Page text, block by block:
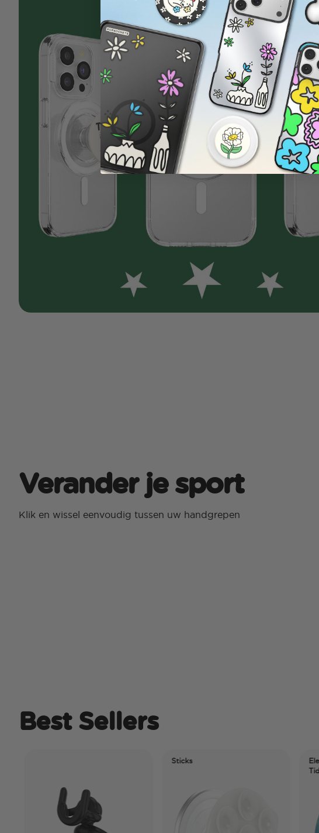
Verander je sport
Klik en wissel eenvoudig tussen uw handgrepen
Best Sellers
Electric
Tidepool